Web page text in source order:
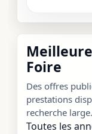
Foire
Des offres
prestations
recherche large.
Toutes les